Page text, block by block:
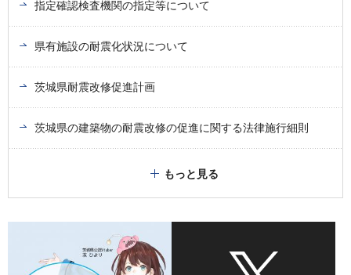
指定確認検査機関の指定等について
県有施設の耐震化状況について
茨城県耐震改修促進計画
茨城県の建築物の耐震改修の促進に関する法律施行細則
もっと見る